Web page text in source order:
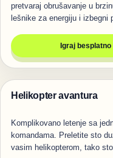
pretvaraj obrušavanje u
lešnike za energiju i izbegni
Igraj besplatno
Igre
Helikopter avantura
Komplikovano letenje sa
komandama. Preletite sto
vasim helikopterom, tako